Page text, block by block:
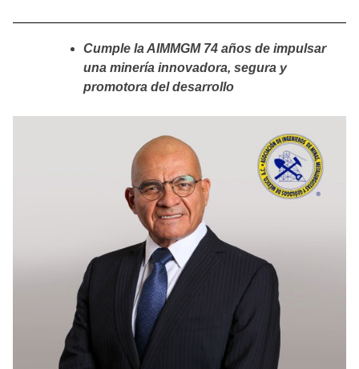
Cumple la AIMMGM 74 años de impulsar
una minería innovadora, segura y
promotora del desarrollo